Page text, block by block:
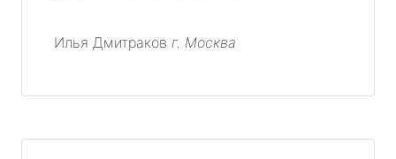
Илья Дмитраков г. Москва